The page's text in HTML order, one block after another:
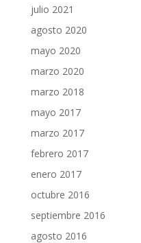
julio 2021
agosto 2020
mayo 2020
marzo 2020
marzo 2018
mayo 2017
marzo 2017
febrero 2017
enero 2017
octubre 2016
septiembre 2016
agosto 2016